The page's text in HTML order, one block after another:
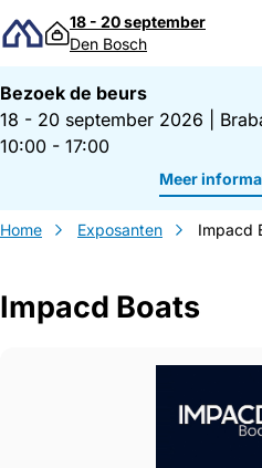
Direct naar inhoud
18 - 20 september
Den Bosch
Bezoek de beurs
18 - 20 september 2026
10:00 - 17:00
Meer
Home Exposanten Impacd
Impacd Boats